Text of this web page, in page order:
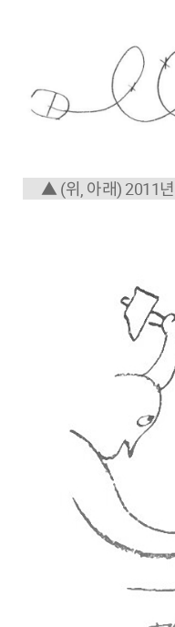
▲ (위, 아래) 2011